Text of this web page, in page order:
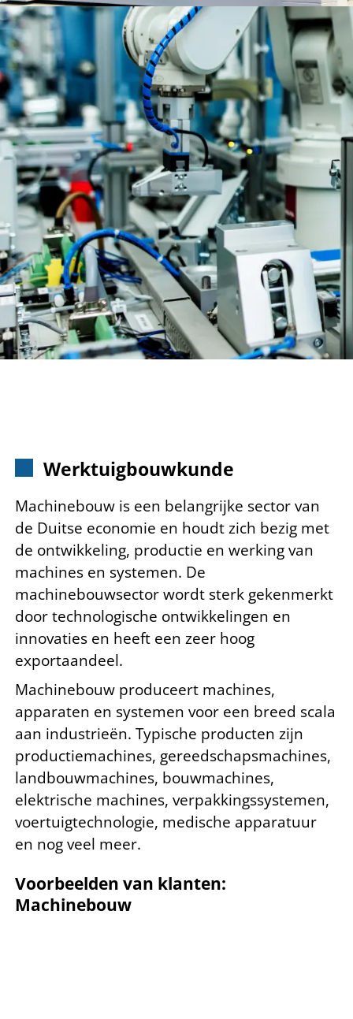
Werktuigbouwkunde
Machinebouw is een belangrijke sector van
de Duitse economie en houdt zich bezig met
de ontwikkeling, productie en werking van
machines en systemen. De
machinebouwsector wordt sterk gekenmerkt
door technologische ontwikkelingen en
innovaties en heeft een zeer hoog
exportaandeel.
Machinebouw produceert machines,
apparaten en systemen voor een breed scala
aan industrieën. Typische producten zijn
productiemachines, gereedschapsmachines,
landbouwmachines, bouwmachines,
elektrische machines, verpakkingssystemen,
voertuigtechnologie, medische apparatuur
en nog veel meer.
Voorbeelden van klanten:
Machinebouw